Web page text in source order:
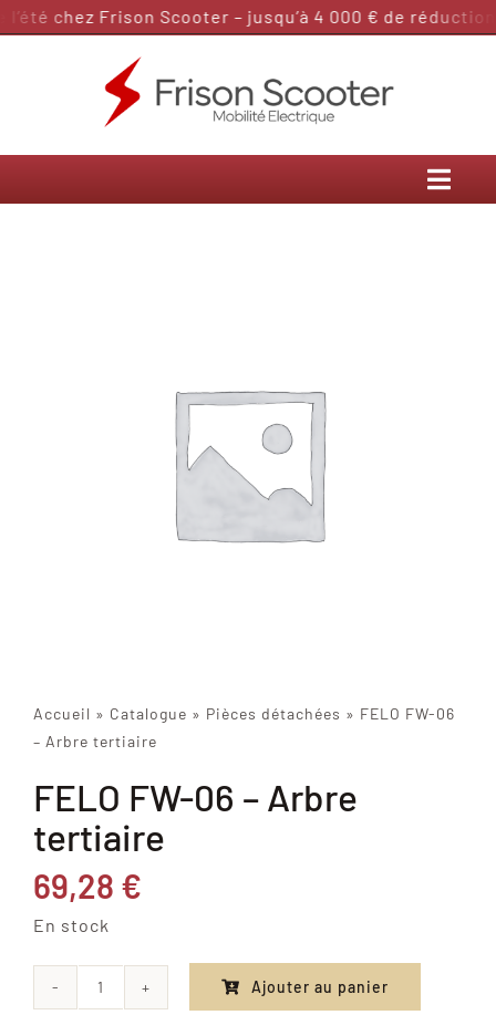
Passerchez Frison Scooter – jusqu’à 4 000 € de
Accueil » Catalogue » Pièces détachées » FELO FW-06
– Arbre tertiaire
FELO FW-06 – Arbre
tertiaire
69,28 €
En stock
Ajouter au panier